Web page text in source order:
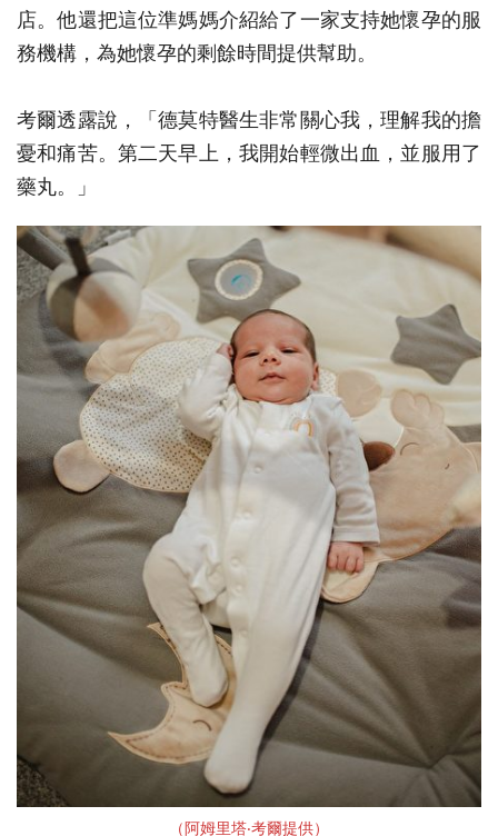
店。他還把這位準媽媽介紹給了一家支持她懷孕的服
務機構，為她懷孕的剩餘時間提供幫助。
考爾透露說，「德莫特醫生非常關心我，理解我的擔
憂和痛苦。第二天早上，我開始輕微出血，並服用了
藥丸。」
（阿姆⾥塔‧考爾提供）